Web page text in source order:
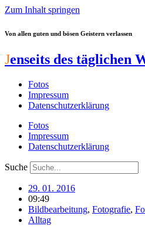
Zum Inhalt springen
Von allen guten und bösen Geistern verlassen
Jenseits des täglichen
Fotos
Impressum
Datenschutzerklärung
Fotos
Impressum
Datenschutzerklärung
Suche
29. 01. 2016
09:49
Bildbearbeitung, Fotografie,
Alltag